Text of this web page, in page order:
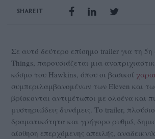
SHARE IT
Σε αυτό δεύτερο επίσημο trailer για τη 5η
Things, παρουσιάζεται μια
κόσμο του Hawkins, όπου οι βασικοί
συμπεριλαμβανομένων των Eleven και
βρίσκονται αντιμέτωποι με ολοένα και
μυστηριώδεις δυνάμεις. Το trailer, πλούσιο
δραματικότητα και γρήγορο ρυθμό,
αίσθηση επερχόμενης απειλής,